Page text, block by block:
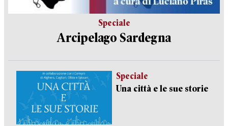
Speciale
Arcipelago Sardegna
Speciale
Una città e le sue storie